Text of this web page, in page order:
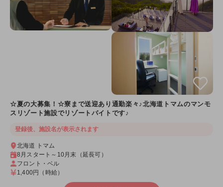
☆夏の大募集！☆寮まで送迎あり通勤楽々♪北海道トマムのマンモ
スリゾート施設でリゾートバイトです♪
登録後、施設名が表示されます
北海道 トマム
8月スタート～10月末（延長可）
フロント・ベル
1,400円
（時給）